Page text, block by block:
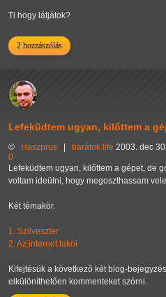
Ti hogy látjátok?
2 hozzászólás
Lefeküdtem ugyan, kilőttem a
© Haszprus | barátok life 2003. dec
0
Lefeküdtem ugyan, kilőttem a gépet, de
voltam ideülni, hogy megoszthassam
Két témakör.
1. Szilveszter
2. Az internet lakói
Kifejtésük a következő két blog-
elkülöníthetően kommenteket szórni.